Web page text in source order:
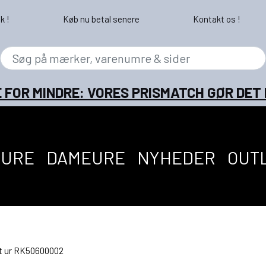
! Køb nu betal senere Kontakt os !
FOR MINDRE: VORES PRISMATCH GØR
DAMEURE NYHEDER
ur RK50600002